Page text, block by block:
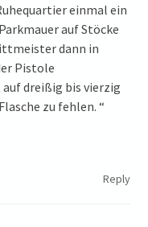
einmal ein
auf Stöcke
dann in
Pistole
dreißig bis vierzig
zu fehlen. “
Reply